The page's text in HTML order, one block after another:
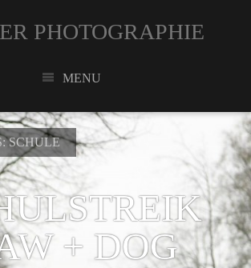
PHOTOGRAPHIE
MENU
SCHULE
+ DOG